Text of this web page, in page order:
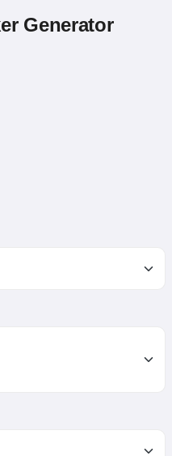
Generator